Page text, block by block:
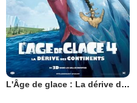
L'Âge de glace : La dérive des continents